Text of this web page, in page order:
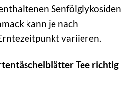
Senfölglykosiden
kann je nach
variieren.
Tee richtig